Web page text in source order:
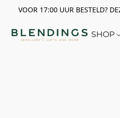
VOOR 17:00 UUR BESTELD?
SHOP